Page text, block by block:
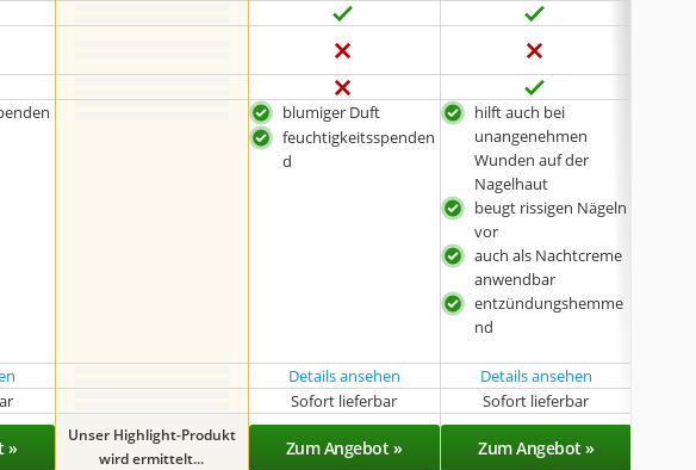
blumiger Duft
feuchtigkeitsspenden
d
hilft auch bei
unangenehmen
Wunden auf der
Nagelhaut
beugt rissigen Nägeln
vor
auch als Nachtcreme
anwendbar
entzündungshemme
nd
Details ansehen Details ansehen
Sofort lieferbar Sofort lieferbar
»
Unser Highlight-Produkt
wird ermittelt...
Zum Angebot » Zum Angebot »